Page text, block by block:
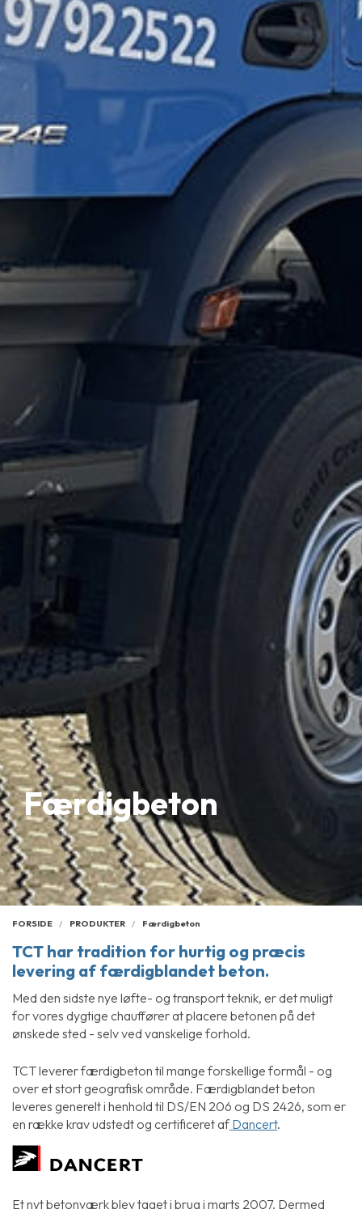
Færdigbeton
FORSIDE PRODUKTER Færdigbeton
TCT har tradition for hurtig og præcis
levering af færdigblandet beton.
Med den sidste nye løfte- og transport teknik, er det muligt
for vores dygtige chauffører at placere betonen på det
ønskede sted - selv ved vanskelige forhold.
TCT leverer færdigbeton til mange forskellige formål - og
over et stort geografisk område. Færdigblandet beton
leveres generelt i henhold til DS/EN 206 og DS 2426, som er
en række krav udstedt og certificeret af Dancert.
Et nyt betonværk blev taget i brug i marts 2007. Dermed